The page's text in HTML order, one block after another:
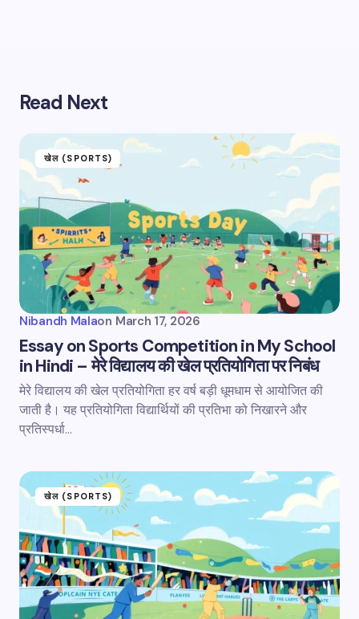
Read Next
खेल (SPORTS)
Nibandh Malaon March 17, 2026
Essay on Sports Competition in My School
in Hindi – मेरे विद्यालय की खेल प्रतियोगिता पर निबंध
मेरे विद्यालय की खेल प्रतियोगिता हर वर्ष बड़ी धूमधाम से आयोजित की
जाती है। यह प्रतियोगिता विद्यार्थियों की प्रतिभा को निखारने और
प्रतिस्पर्धा…
खेल (SPORTS)